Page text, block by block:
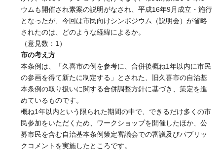
ウムも開催され素案の説明がなされ、平成16年9月成立・施行
となったが、今回は市民向けシンポジウム（説明会）が省略
されたのは、どのような経緯によるか。
（意見数：1）
市の考え方
本条例は、「久喜市の例を参考に、合併後概ね1年以内に市民
の参画を得て新たに制定する」とされた、旧久喜市の自治基
本条例の取り扱いに関する合併調整方針に基づき、策定を進
めているものです。
概ね1年以内という限られた期間の中で、できるだけ多くの市
民参加をいただくため、ワークショップを開催したほか、公
募市民を含む自治基本条例策定審議会での審議及びパブリッ
クコメントを実施したところです。